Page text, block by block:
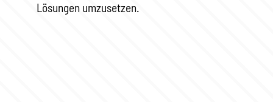
Lösungen umzusetzen.